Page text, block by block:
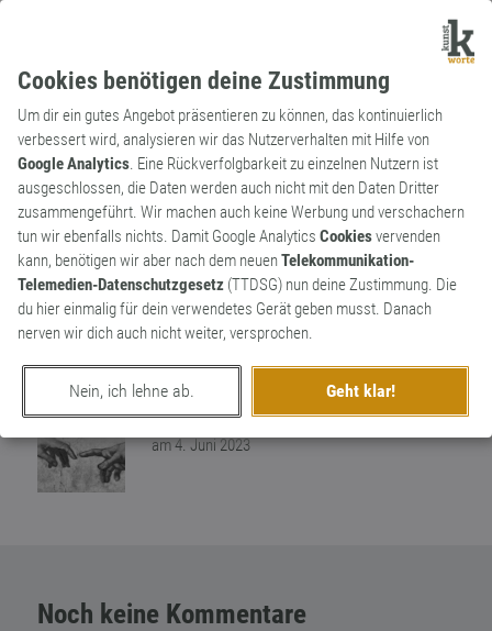
Cookies benötigen deine Zustimmung
Um dir ein gutes Angebot präsentieren zu können, das kontinuierlich
verbessert wird, analysieren wir das Nutzerverhalten mit Hilfe von
Google Analytics. Eine Rückverfolgbarkeit zu einzelnen Nutzern ist
ausgeschlossen, die Daten werden auch nicht mit den Daten Dritter
zusammengeführt. Wir machen auch keine Werbung und verschachern
tun wir ebenfalls nichts. Damit Google Analytics Cookiesvervenden
kann, benötigen wir aber nach dem neuenTelekommunikation-
Telemedien-Datenschutzgesetz (TTDSG) nun deine Zustimmung. Die
du hier einmalig für dein verwendetes Gerät geben musst. Danach
nerven wir dich auch nicht weiter, versprochen.
Nein, ich lehne ab. Geht klar!
Kunstwort
Substantiv
Masolismus
Persönlichkeitseigenschaft, bei der ein
Mensch Lust oder Befriedigung dadurch
erlebt, dass er sich selbst Schmerzen
erschaffen von
am 4. Juni 2023
Noch keine Kommentare